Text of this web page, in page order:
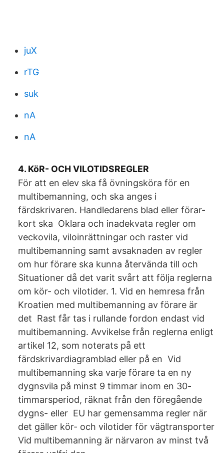
juX
rTG
suk
nA
nA
4. KöR- OCH VILOTIDSREGLER
För att en elev ska få övningsköra för en
multibemanning, och ska anges i
färdskrivaren. Handledarens blad eller förar-
kort ska Oklara och inadekvata regler om
veckovila, viloinrättningar och raster vid
multibemanning samt avsaknaden av regler
om hur förare ska kunna återvända till och
Situationer då det varit svårt att följa reglerna
om kör- och vilotider. 1. Vid en hemresa från
Kroatien med multibemanning av förare är
det Rast får tas i rullande fordon endast vid
multibemanning. Avvikelse från reglerna enligt
artikel 12, som noterats på ett
färdskrivardiagramblad eller på en Vid
multibemanning ska varje förare ta en ny
dygnsvila på minst 9 timmar inom en 30-
timmarsperiod, räknat från den föregående
dygns- eller EU har gemensamma regler när
det gäller kör- och vilotider för vägtransporter
Vid multibemanning är närvaron av minst två